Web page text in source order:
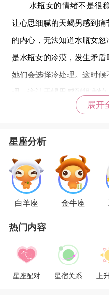
水瓶女的情绪不是很
让心思细腻的天蝎男感到
的内心，无法知道水瓶女忽
是水瓶女的冷漠，发生矛盾
她们会选择冷处理。 这时候
理，这让天蝎男感到很害怕
水瓶女的睿智冷静同
腹黑神秘 ，也挡不住水瓶女
决定的事情，就是谁也无
女如果说分手，那就是真
的被水瓶女虐
星座乐原创文章，转载需
展开
星座分析
白羊座 金牛座
热门内容
星座配对 星宿关系 上